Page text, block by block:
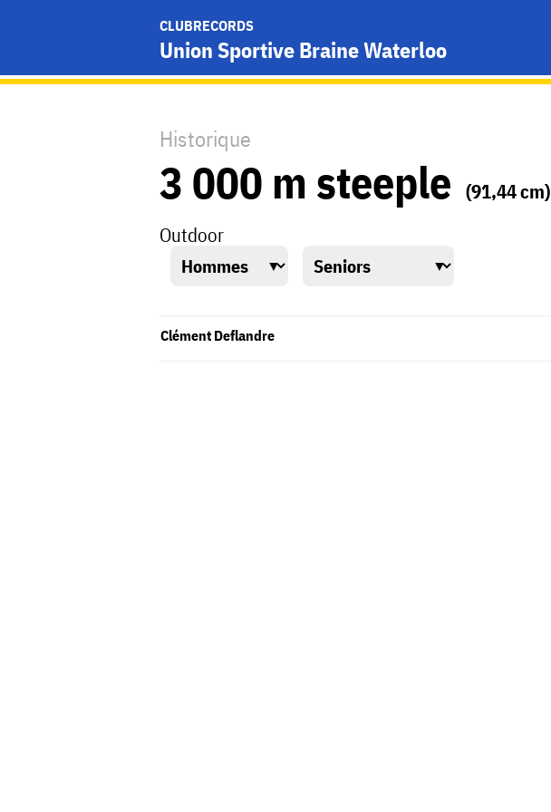
CLUBRECORDS
Union Sportive Braine Waterloo
Historique
3 000 m steeple
(91,44 cm)
Outdoor
Clément Deflandre